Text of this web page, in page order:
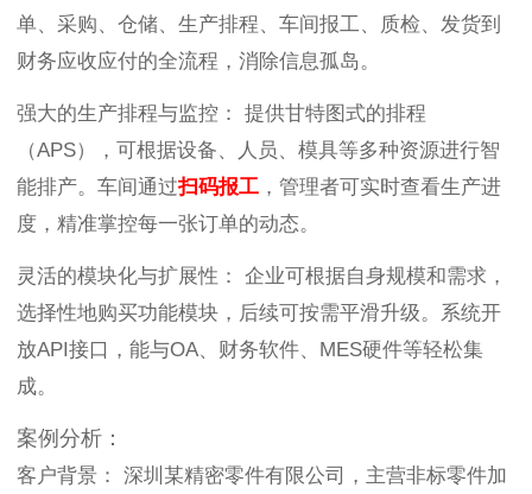
单、采购、仓储、生产排程、车间报工、质检、发货到
财务应收应付的全流程，消除信息孤岛。
强大的生产排程与监控： 提供甘特图式的排程
（APS），可根据设备、人员、模具等多种资源进行智
能排产。车间通过扫码报工 ，管理者可实时查看生产进
度，精准掌控每一张订单的动态。
灵活的模块化与扩展性： 企业可根据自身规模和需求，
选择性地购买功能模块，后续可按需平滑升级。系统开
放API接口，能与OA、财务软件、MES硬件等轻松集
成。
案例分析：
客户背景： 深圳某精密零件有限公司，主营非标零件加